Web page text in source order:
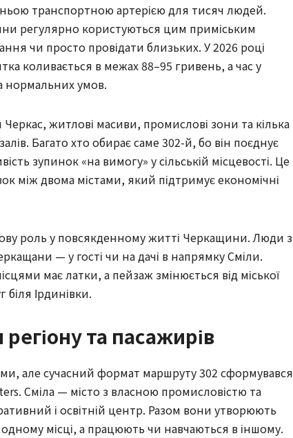
транспортною артерією для тисяч людей.
регулярно користуються цим приміським
чи просто провідати близьких. У 2026 році
коливається в межах 88–95 гривень, а час у
нормальних умов.
житлові масиви, промислові зони та кілька
Багато хто обирає саме 302-й, бо він поєднує
зупинок «на вимогу» у сільській місцевості. Це
між двома містами, який підтримує економічні
роль у повсякденному житті Черкащини. Люди з
— у гості чи на дачі в напрямку Сміли.
має латки, а пейзаж змінюється від міської
біля Ірдинівки.
та пасажирів
але сучасний формат маршруту 302 сформувався
Сміла — місто з власною промисловістю та
і освітній центр. Разом вони утворюють
місці, а працюють чи навчаються в іншому.